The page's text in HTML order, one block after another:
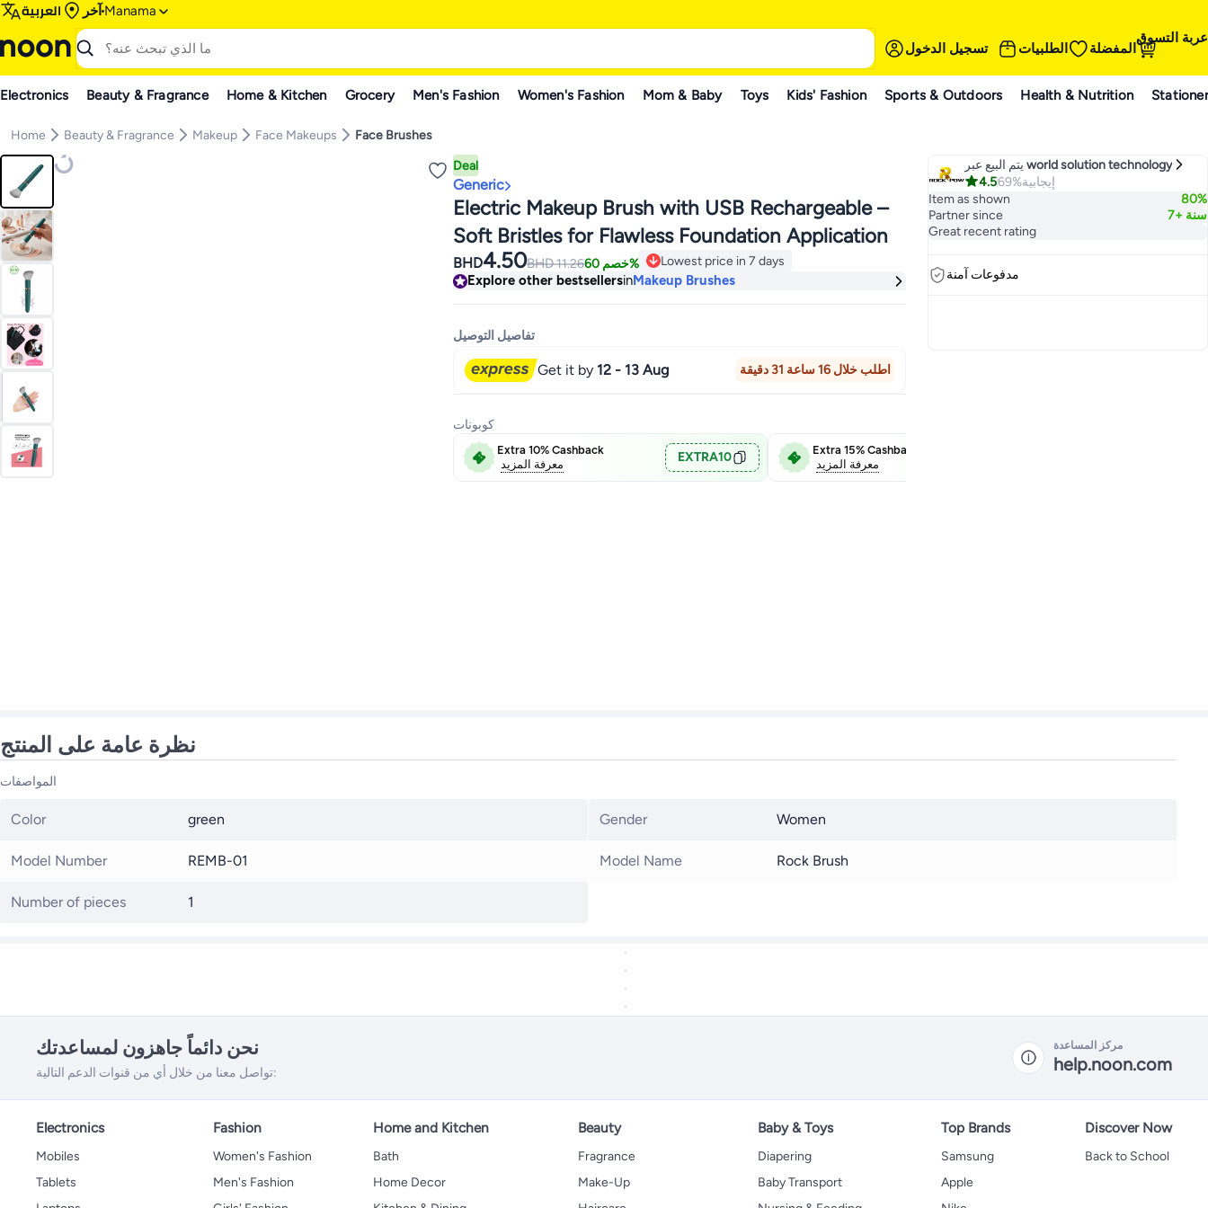
العربية آخر Manama
تسجيل الدخول الطلبيات المفضلة
عربة التسوق
Electronics Beauty & Fragrance Home & Kitchen Grocery Men's Fashion Women's Fashion Mom & Baby Toys Kids' Fashion Sports & Outdoors Health & Nutrition
Home Beauty & Fragrance Makeup Face Makeups
Face Brushes
Deal
Generic
Electric Makeup Brush with USB Rechargeable –
Soft Bristles for Flawless Foundation Application
BHD4.50BHD11.26 خصم 60%
Lowest price in 7 days
Lowest price in 7 days
Explore other bestsellersinMakeup Brushes
تفاصيل التوصيل
Get it by 12 - 13 Aug اطلب خلال 16 ساعة 31 دقيقة
كوبونات
Extra 10% Cashback
معرفة المزيد
EXTRA10
Extra 15% Cashback
معرفة المزيد
يتم البيع عبر world solution technology
4.569%إيجابية
Item as shown
80%
Partner since
7+ سنة
Great recent rating
مدفوعات آمنة
نظرة عامة على المنتج
المواصفات
Color green
Model Number REMB-01
Number of pieces 1
Gender Women
Model Name Rock Brush
نحن دائماً جاهزون لمساعدتك
تواصل معنا من خلال أي من قنوات الدعم التالية:
مركز المساعدة
help.noon.com
Electronics
Mobiles
Tablets
Fashion
Women's Fashion
Men's Fashion
Home and Kitchen
Bath
Home Decor
Beauty
Fragrance
Make-Up
Baby & Toys
Diapering
Baby Transport
Top Brands
Samsung
Apple
Discover Now
Back to School